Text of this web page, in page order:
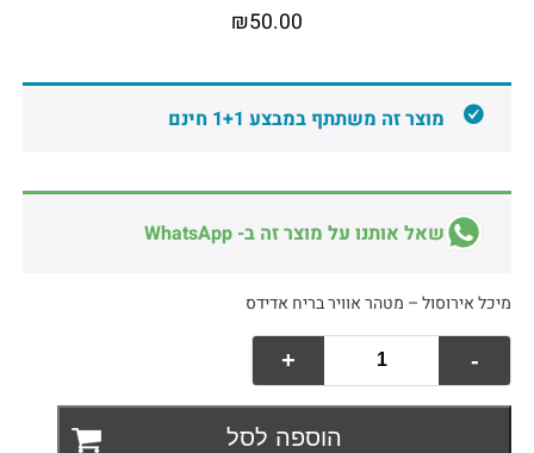
₪50.00
מוצר זה משתתף במבצע 1+1 חינם
שאל אותנו על מוצר זה ב- WhatsApp
מיכל אירוסול – מטהר אוויר בריח אדידס
כמות-
+
הוספה לסל